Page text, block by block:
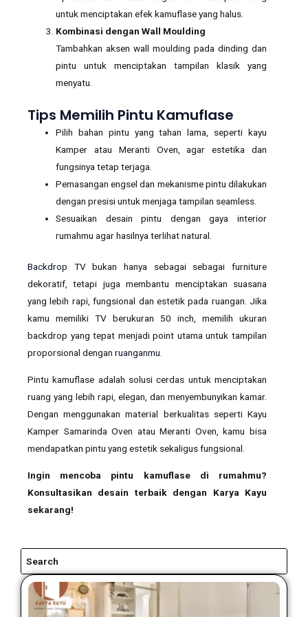
untuk menciptakan efek kamuflase yang halus.
Kombinasi dengan Wall Moulding
Tambahkan aksen wall moulding pada dinding dan
pintu untuk menciptakan tampilan klasik yang
menyatu.
Tips Memilih Pintu Kamuflase
Pilih bahan pintu yang tahan lama, seperti kayu
Kamper atau Meranti Oven, agar estetika dan
fungsinya tetap terjaga.
Pemasangan engsel dan mekanisme pintu dilakukan
dengan presisi untuk menjaga tampilan seamless.
Sesuaikan desain pintu dengan gaya interior
rumahmu agar hasilnya terlihat natural.
Backdrop TVbukan hanya sebagai sebagai furniture
dekoratif, tetapi juga membantu menciptakan suasana
yang lebih rapi, fungsional dan estetik pada ruangan. Jika
kamu memiliki TV berukuran 50 inch, memilih ukuran
backdrop yang tepat menjadi point utama untuk tampilan
proporsional dengan ruanganmu.
Pintu kamuflase adalah solusi cerdas untuk menciptakan
ruang yang lebih rapi, elegan, dan menyembunyikan kamar.
Dengan menggunakan material berkualitas seperti Kayu
Kamper Samarinda Oven atau Meranti Oven, kamu bisa
mendapatkan pintu yang estetik sekaligus fungsional.
Ingin mencoba pintu kamuflase di rumahmu?
Konsultasikan desain terbaik dengan Karya Kayu
sekarang!